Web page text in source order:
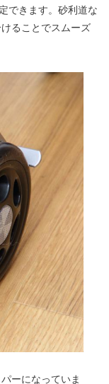
できます。砂利道な
ることでスムーズ
ーになっていま